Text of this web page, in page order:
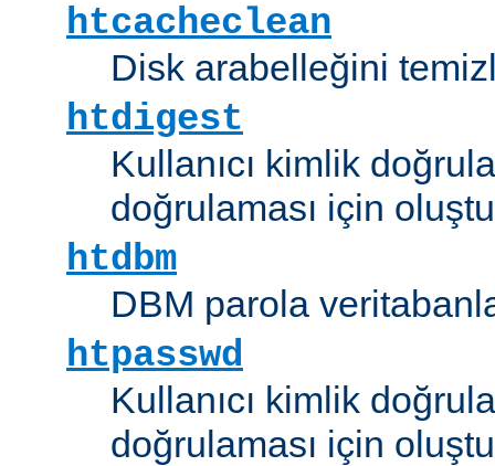
htcacheclean
Disk arabelleğini
htdigest
Kullanıcı kimlik
doğrulaması için
htdbm
DBM parola
htpasswd
Kullanıcı kimlik
doğrulaması için